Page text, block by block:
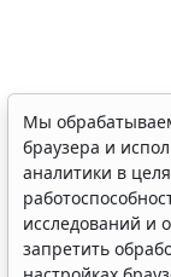
ФНС
бизнесу
7 августа 2026
Мы
браузера и
аналитики в
исследований и
запретить